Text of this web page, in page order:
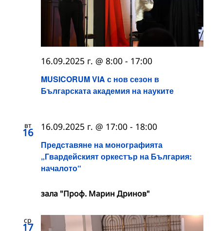
MUSICORUM VIA с нов сезон в
Българската академия на науките
16.09.2025 г. @ 8:00 - 17:00
вт
16
Представяне на монографията
„Гвардейският оркестър на България:
началото“
16.09.2025 г. @ 17:00 - 18:00
зала "Проф. Марин Дринов"
ср
17